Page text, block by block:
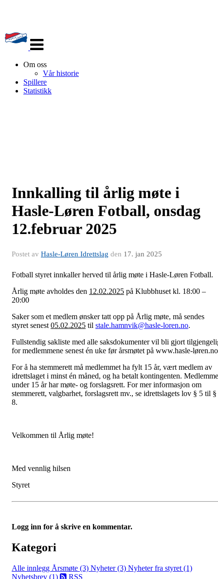
navigasjon
Om oss
Vår historie
Spillere
Statistikk
Innkalling til årlig møte i
Hasle-Løren Fotball, onsdag
12.februar 2025
Postet av Hasle-Løren Idrettslag den 17. jan 2025
Fotball styret innkaller herved til årlig møte i Hasle-Løren Fotball.
Årlig møte avholdes den 12.02.2025 på Klubbhuset kl. 18:00 –
20:00
Saker som et medlem ønsker tatt opp på Årlig møte, må sendes
styret senest 05.02.2025 til stale.hamnvik@hasle-loren.no.
Fullstendig sakliste med alle saksdokumenter vil bli gjort
for medlemmene senest én uke før årsmøtet på www.hasle-løren.no
For å ha stemmerett må medlemmet ha fylt 15 år, vært medlem av
idrettslaget i minst én måned, og ha betalt kontingenten.
under 15 år har møte- og forslagsrett. For mer informasjon om
stemmerett, valgbarhet, forslagsrett mv., se idrettslagets lov § 5 til §
8.
Velkommen til Årlig møte!
Med vennlig hilsen
Styret
Logg inn for å skrive en kommentar.
Kategori
Alle innlegg Årsmøte (3) Nyheter (3) Nyheter fra styret (1)
Nyhetsbrev (1)
RSS